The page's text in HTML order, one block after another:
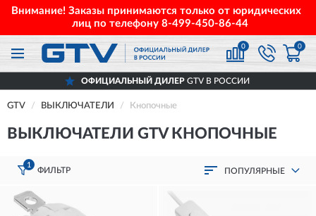
Внимание! Заказы принимаются только от юридических
лиц по телефону 8-499-450-86-44
0 0
ОФИЦИАЛЬНЫЙ ДИЛЕР GTV В РОССИИ
GTV ВЫКЛЮЧАТЕЛИ Кнопочные
ВЫКЛЮЧАТЕЛИ GTV КНОПОЧНЫЕ
1
ФИЛЬТР ПОПУЛЯРНЫЕ